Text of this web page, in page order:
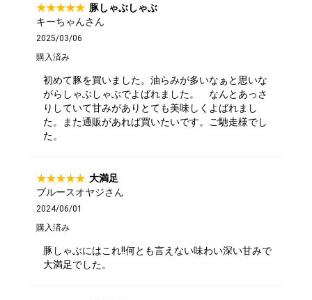
豚しゃぶしゃぶ
キーちゃんさん
2025/03/06
購入済み
初めて豚を買いました。油らみが多いなぁと思いな
がらしゃぶしゃぶでよばれました。 なんとあっさ
りしていて甘みがありとても美味しくよばれまし
た。また通販があれば買いたいです。ご馳走様でし
た。
大満足
ブルースオヤジさん
2024/06/01
購入済み
豚しゃぶにはこれ!!何とも言えない味わい深い甘みで
大満足でした。